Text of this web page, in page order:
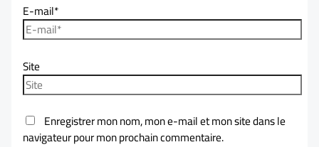
E-mail*
Site
Enregistrer mon nom, mon e-mail et mon site dans le
navigateur pour mon prochain commentaire.